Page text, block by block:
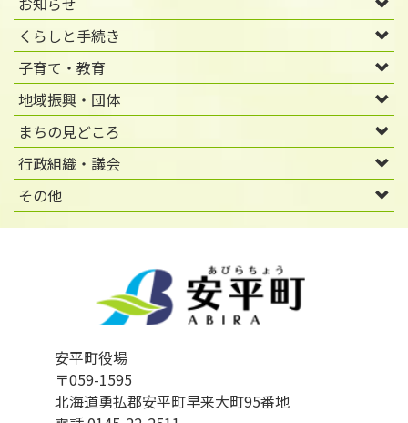
くらしと手続き
子育て・教育
地域振興・団体
まちの見どころ
行政組織・議会
その他
安平町役場
〒059-1595
北海道勇払郡安平町早来大町95番地